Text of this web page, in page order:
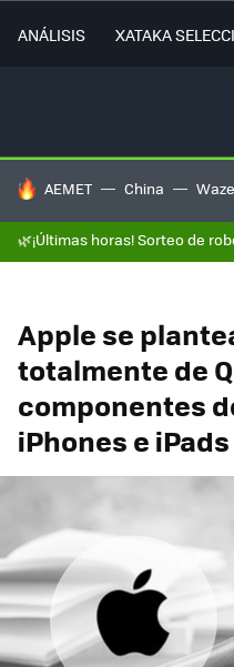
ANÁLISIS XATAKA
HOY SE HABLA DE
AEMET China Waze
🌿¡Últimas horas! Sorteo de
Apple se
totalmente de
componentes
iPhones e iPads